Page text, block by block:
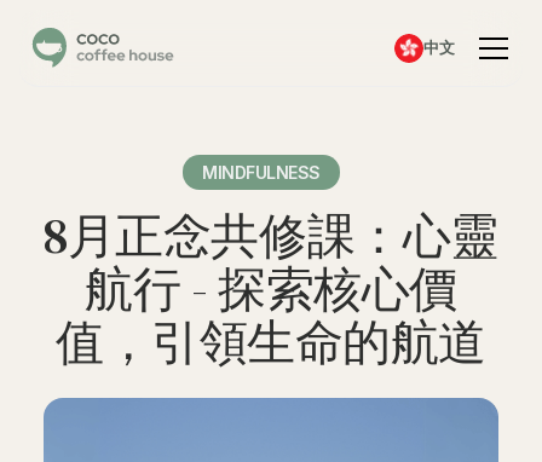
中文
MINDFULNESS
8月正念共修課：心靈
航行 - 探索核心價
值，引領生命的航道